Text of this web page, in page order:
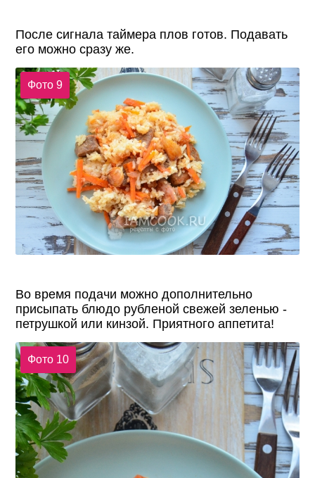
После сигнала таймера плов готов. Подавать
его можно сразу же.
Фото 9
Во время подачи можно дополнительно
присыпать блюдо рубленой свежей зеленью -
петрушкой или кинзой. Приятного аппетита!
Фото 10